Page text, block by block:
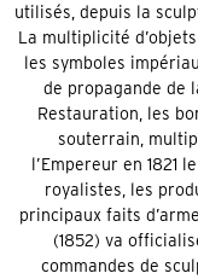
utilisés, depuis la
La multiplicité
les symboles
de propagande de
Restauration, les
souterrain,
l’Empereur en 1821
royalistes, les
principaux faits
(1852) va
commandes de